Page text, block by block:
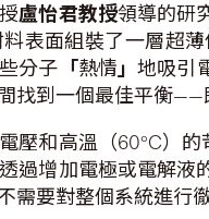
盧怡君教授領導的研
表面組裝了一層超
分子 「熱情 」地吸引
找到一個最佳平衡
壓和高溫（60°C）
過增加電極或電解
需要對整個系統進行